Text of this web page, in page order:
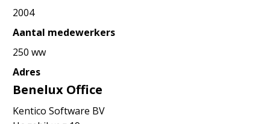
2004
Aantal medewerkers
250 ww
Adres
Benelux Office
Kentico Software BV